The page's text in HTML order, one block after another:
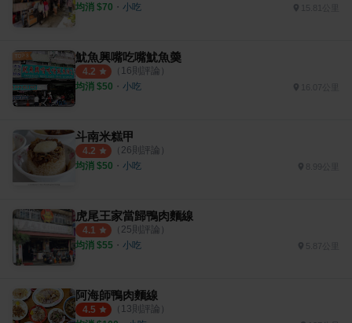
均消 $70 ・ 小吃 15.81公里
魷魚興嘴吃嘴魷魚羮
4.2 （ 16則評論）
均消 $50 ・ 小吃
斗南米糕甲
4.2 （ 26則評論）
均消 $50 ・ 小吃
虎尾王家當歸鴨肉麵線
4.1 （ 25則評論）
均消 $55 ・ 小吃 5.87公里
阿海師鴨肉麵線
4.5 （ 13則評論）